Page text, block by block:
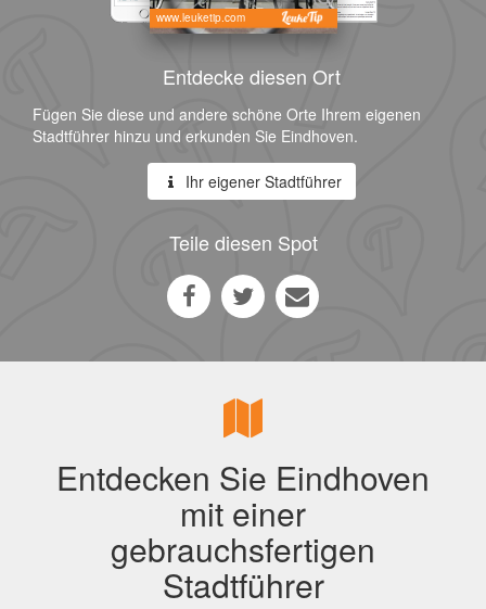
www.leuketip.com
Entdecke diesen Ort
Fügen Sie diese und andere schöne Orte Ihrem eigenen
Stadtführer hinzu und erkunden Sie Eindhoven.
Ihr eigener Stadtführer
Teile diesen Spot
Entdecken Sie Eindhoven
mit einer
gebrauchsfertigen
Stadtführer